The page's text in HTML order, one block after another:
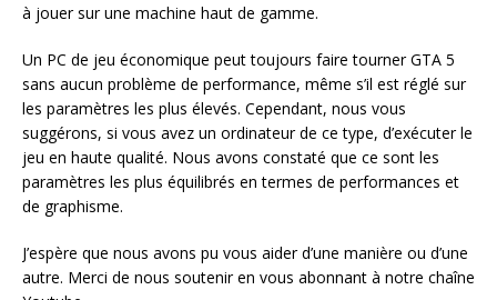
à jouer sur une machine haut de gamme.
Un PC de jeu économique peut toujours faire tourner GTA 5
sans aucun problème de performance, même s’il est réglé sur
les paramètres les plus élevés. Cependant, nous vous
suggérons, si vous avez un ordinateur de ce type, d’exécuter le
jeu en haute qualité. Nous avons constaté que ce sont les
paramètres les plus équilibrés en termes de performances et
de graphisme.
J’espère que nous avons pu vous aider d’une manière ou d’une
autre. Merci de nous soutenir en vous abonnant à notre chaîne